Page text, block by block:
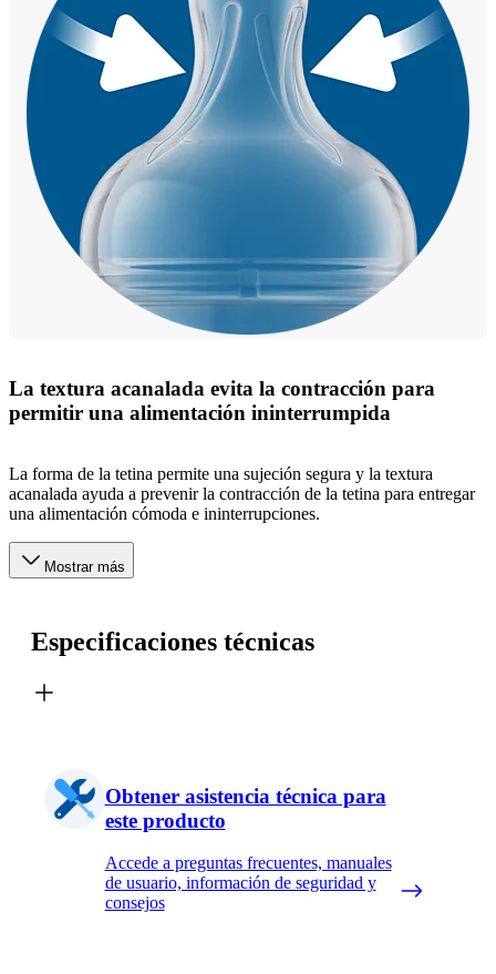
La textura acanalada evita la contracción para
permitir una alimentación ininterrumpida
La forma de la tetina permite una sujeción segura y la textura
acanalada ayuda a prevenir la contracción de la tetina para entregar
una alimentación cómoda e ininterrupciones.
Mostrar más
Especificaciones técnicas
Obtener asistencia técnica para
este producto
Accede a preguntas frecuentes, manuales
de usuario, información de seguridad y
consejos